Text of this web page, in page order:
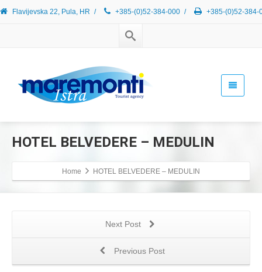
Flavijevska 22, Pula, HR / +385-(0)52-384-000 / +385-(0)52-
HOTEL BELVEDERE – MEDULIN
Home HOTEL BELVEDERE – MEDULIN
Next Post
Previous Post